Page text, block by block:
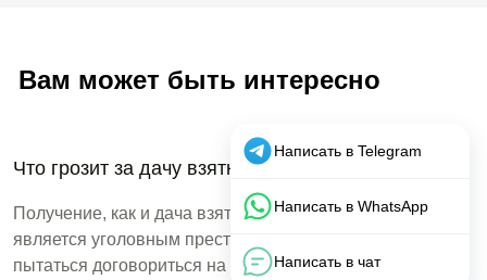
Вам может быть интересно
Что грозит за дачу взятки должностному лицу?
Получение, как и дача взятки должностному лицу
является уголовным преступлением. Перед тем как
пытаться договориться на месте с сотрудником ДПС не